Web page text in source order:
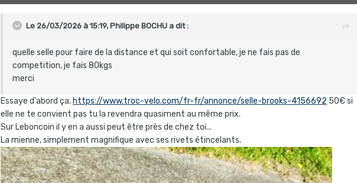
Le 26/03/2026 à 15:19,Philippe BOCHU a dit :
quelle selle pour faire de la distance et qui soit confortable, je ne fais pas de
competition, je fais 80kgs
merci
Essaye d'abord ça. https://www.troc-velo.com/fr-fr/annonce/selle-brooks-4156692 50€ si
elle ne te convient pas tu la revendra quasiment au même prix.
Sur Leboncoin il y en a aussi peut être près de chez toi...
La mienne, simplement magnifique avec ses rivets étincelants.